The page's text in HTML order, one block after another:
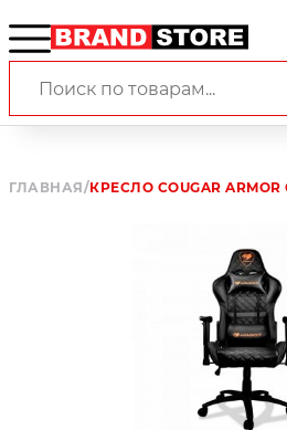
ГЛАВНАЯ/КРЕСЛО COUGAR ARMOR